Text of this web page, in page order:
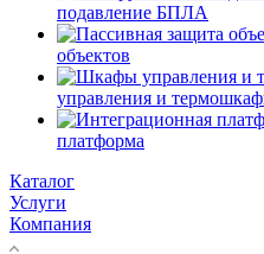
подавление БПЛА
объектов
управления и
платформа
Каталог
Услуги
Компания